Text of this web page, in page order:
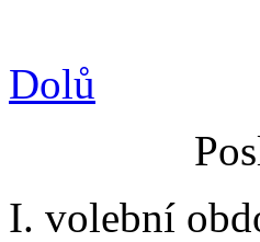
Dolů
I. volební